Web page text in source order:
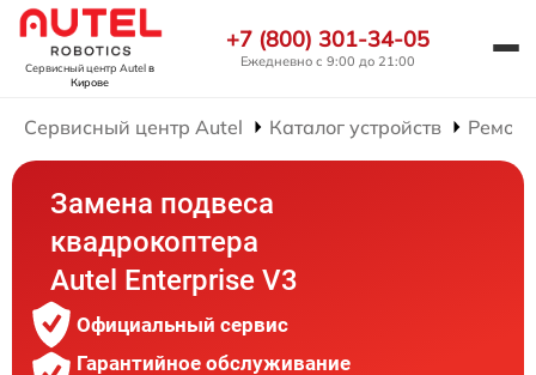
Сервисный центр Autelв
Кирове
+7 (800) 301-34-05
Ежедневно с 9:00 до 21:00
Сервисный центр Autel Каталог устройств
Замена подвеса
квадрокоптера
Autel Enterprise V3
Официальный сервис
Гарантийное обслуживание